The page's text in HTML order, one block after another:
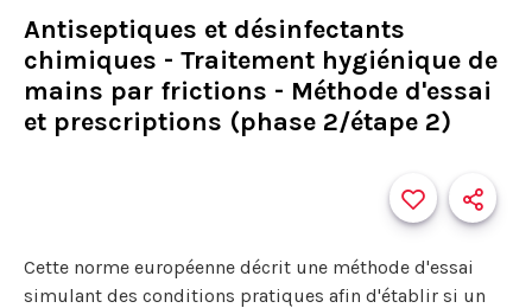
Antiseptiques et désinfectants
chimiques - Traitement hygiénique de
mains par frictions - Méthode d'essai
et prescriptions (phase 2/étape 2)
Cette norme européenne décrit une méthode d'essai
simulant des conditions pratiques afin d'établir si un